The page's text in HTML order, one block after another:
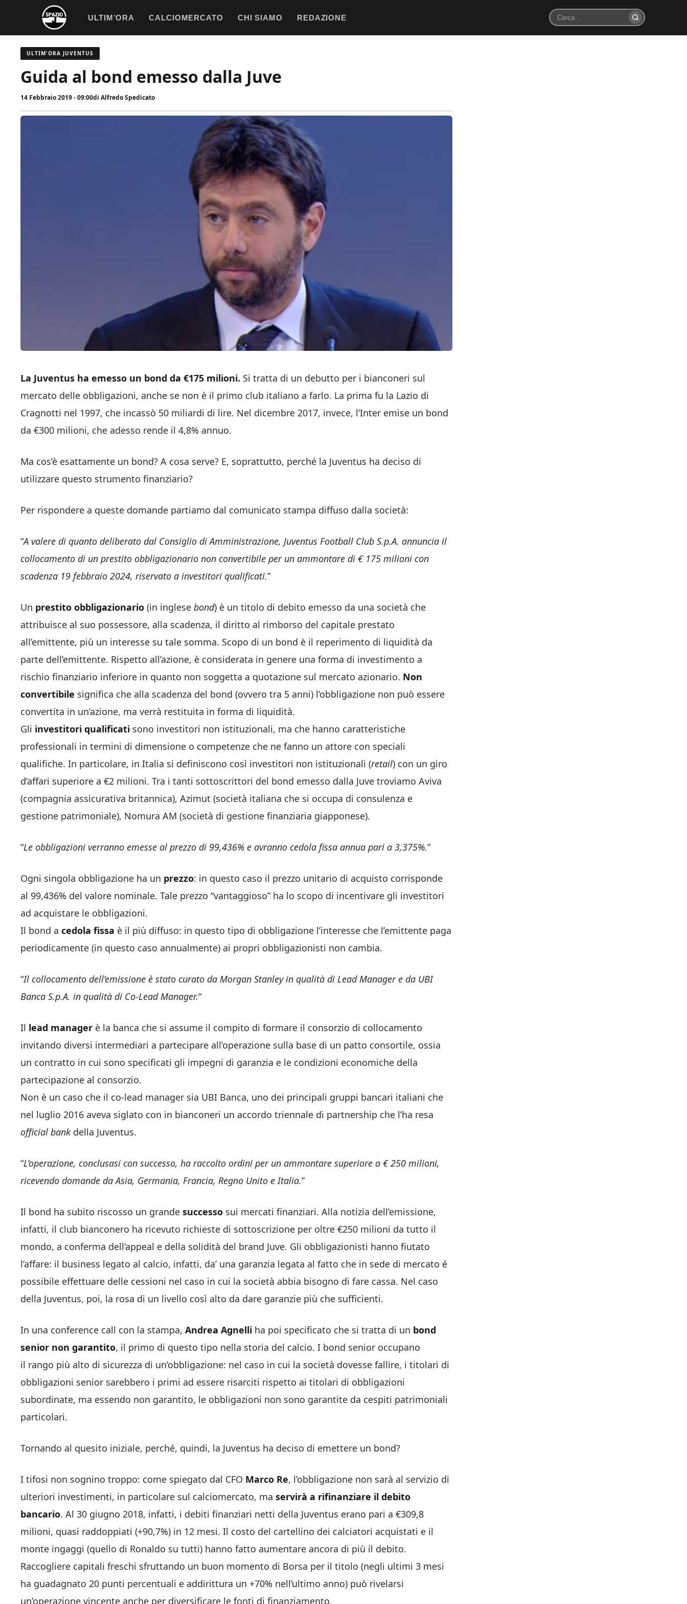
contenuto
ULTIM’ORA CALCIOMERCATO CHI SIAMO REDAZIONE
Cerca
ULTIM'ORA JUVENTUS
Guida al bond emesso dalla Juve
14 Febbraio 2019 - 09:00di Alfredo Spedicato
La Juventus ha emesso un bond da €175 milioni. Si tratta di un debutto per i bianconeri sul
mercato delle obbligazioni, anche se non è il primo club italiano a farlo. La prima fu la Lazio di
Cragnotti nel 1997, che incassò 50 miliardi di lire. Nel dicembre 2017, invece, l’Inter emise un bond
da €300 milioni, che adesso rende il 4,8% annuo.
Ma cos’è esattamente un bond? A cosa serve? E, soprattutto, perché la Juventus ha deciso di
utilizzare questo strumento finanziario?
Per rispondere a queste domande partiamo dal comunicato stampa diffuso dalla società:
“A valere di quanto deliberato dal Consiglio di Amministrazione, Juventus Football Club S.p.A. annuncia il
collocamento di un prestito obbligazionario non convertibile per un ammontare di € 175 milioni con
scadenza 19 febbraio 2024, riservato a investitori qualificati.”
Un prestito obbligazionario (in inglese bond) è un titolo di debito emesso da una società che
attribuisce al suo possessore, alla scadenza, il diritto al rimborso del capitale prestato
all’emittente, più un interesse su tale somma. Scopo di un bond è il reperimento di liquidità da
parte dell’emittente. Rispetto all’azione, è considerata in genere una forma di investimento a
rischio finanziario inferiore in quanto non soggetta a quotazione sul mercato azionario. Non
convertibile significa che alla scadenza del bond (ovvero tra 5 anni) l’obbligazione non può essere
convertita in un’azione, ma verrà restituita in forma di liquidità.
Gli investitori qualificati sono investitori non istituzionali, ma che hanno caratteristiche
professionali in termini di dimensione o competenze che ne fanno un attore con speciali
qualifiche. In particolare, in Italia si definiscono così investitori non istituzionali (retail) con un giro
d’affari superiore a €2 milioni. Tra i tanti sottoscrittori del bond emesso dalla Juve troviamo Aviva
(compagnia assicurativa britannica), Azimut (società italiana che si occupa di consulenza e
gestione patrimoniale), Nomura AM (società di gestione finanziaria giapponese).
“Le obbligazioni verranno emesse al prezzo di 99,436% e avranno cedola fissa annua pari a 3,375%.”
Ogni singola obbligazione ha un prezzo: in questo caso il prezzo unitario di acquisto corrisponde
al 99,436% del valore nominale. Tale prezzo “vantaggioso” ha lo scopo di incentivare gli investitori
ad acquistare le obbligazioni.
Il bond a cedola fissa è il più diffuso: in questo tipo di obbligazione l’interesse che l’emittente paga
periodicamente (in questo caso annualmente) ai propri obbligazionisti non cambia.
“Il collocamento dell’emissione è stato curato da Morgan Stanley in qualità di Lead Manager e da UBI
Banca S.p.A. in qualità di Co-Lead Manager.“
Il lead manager è la banca che si assume il compito di formare il consorzio di collocamento
invitando diversi intermediari a partecipare all’operazione sulla base di un patto consortile, ossia
un contratto in cui sono specificati gli impegni di garanzia e le condizioni economiche della
partecipazione al consorzio.
Non è un caso che il co-lead manager sia UBI Banca, uno dei principali gruppi bancari italiani che
nel luglio 2016 aveva siglato con in bianconeri un accordo triennale di partnership che l’ha resa
official bank della Juventus.
“L’operazione, conclusasi con successo, ha raccolto ordini per un ammontare superiore a € 250 milioni,
ricevendo domande da Asia, Germania, Francia, Regno Unito e Italia.”
Il bond ha subito riscosso un grande successo sui mercati finanziari. Alla notizia dell’emissione,
infatti, il club bianconero ha ricevuto richieste di sottoscrizione per oltre €250 milioni da tutto il
mondo, a conferma dell’appeal e della solidità del brand Juve. Gli obbligazionisti hanno fiutato
l’affare: il business legato al calcio, infatti, da’ una garanzia legata al fatto che in sede di mercato é
possibile effettuare delle cessioni nel caso in cui la società abbia bisogno di fare cassa. Nel caso
della Juventus, poi, la rosa di un livello così alto da dare garanzie più che sufficienti.
In una conference call con la stampa, Andrea Agnelli ha poi specificato che si tratta di un bond
senior non garantito, il primo di questo tipo nella storia del calcio. I bond senior occupano
il rango più alto di sicurezza di un’obbligazione: nel caso in cui la società dovesse fallire, i titolari di
obbligazioni senior sarebbero i primi ad essere risarciti rispetto ai titolari di obbligazioni
subordinate, ma essendo non garantito, le obbligazioni non sono garantite da cespiti patrimoniali
particolari.
Tornando al quesito iniziale, perché, quindi, la Juventus ha deciso di emettere un bond?
I tifosi non sognino troppo: come spiegato dal CFO Marco Re, l’obbligazione non sarà al servizio di
ulteriori investimenti, in particolare sul calciomercato, ma servirà a rifinanziare il debito
bancario. Al 30 giugno 2018, infatti, i debiti finanziari netti della Juventus erano pari a €309,8
milioni, quasi raddoppiati (+90,7%) in 12 mesi. Il costo del cartellino dei calciatori acquistati e il
monte ingaggi (quello di Ronaldo su tutti) hanno fatto aumentare ancora di più il debito.
Raccogliere capitali freschi sfruttando un buon momento di Borsa per il titolo (negli ultimi 3 mesi
ha guadagnato 20 punti percentuali e addirittura un +70% nell’ultimo anno) può rivelarsi
un’operazione vincente anche per diversificare le fonti di finanziamento.